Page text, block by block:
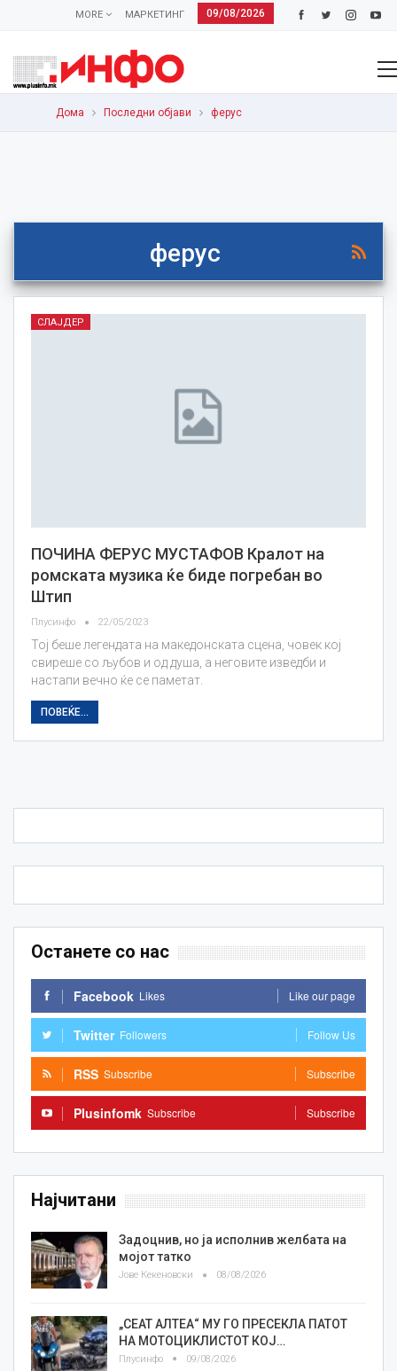
09/08/2026
МАРКЕТИНГ
MORE
Дома Последни објави ферус
ферус
СЛАЈДЕР
ПОЧИНА ФЕРУС МУСТАФОВ Кралот на
ромската музика ќе биде погребан во
Штип
Плусинфо 22/05/2023
Тој беше легендата на македонската сцена, човек кој
свиреше со љубов и од душа, а неговите изведби и
настапи вечно ќе се паметат.
ПОВЕЌЕ...
Останете со нас
Facebook Likes Like our page
Twitter Followers Follow Us
RSS Subscribe Subscribe
Plusinfomk Subscribe Subscribe
Најчитани
Задоцнив, но ја исполнив желбата на
мојот татко
Јове Кекеновски 08/08/2026
„СЕАТ АЛТЕА“ МУ ГО ПРЕСЕКЛА ПАТОТ
НА МОТОЦИКЛИСТОТ КОЈ…
Плусинфо 09/08/2026